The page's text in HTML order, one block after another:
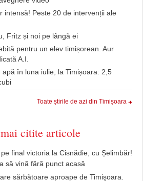
intensă! Peste 20 de intervenții ale
Fritz și noi pe lângă ei
pentru un elev timișorean. Aur
A.I.
în luna iulie, la Timișoara: 2,5
Toate știrile de azi din Timișoara
citite articole
final victoria la Cisnădie, cu Șelimbăr!
să vină fără punct acasă
sărbătoare aproape de Timişoara.